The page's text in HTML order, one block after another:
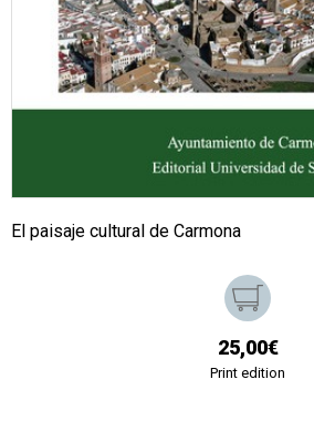
El paisaje cultural de Carmona
25,00€
Print edition